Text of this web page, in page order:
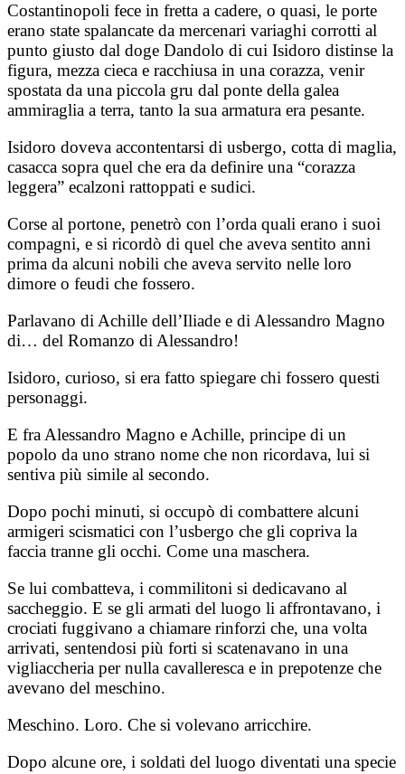
Costantinopoli fece in fretta a cadere, o quasi, le porte
erano state spalancate da mercenari variaghi corrotti al
punto giusto dal doge Dandolo di cui Isidoro distinse la
figura, mezza cieca e racchiusa in una corazza, venir
spostata da una piccola gru dal ponte della galea
ammiraglia a terra, tanto la sua armatura era pesante.
Isidoro doveva accontentarsi di usbergo, cotta di maglia,
casacca sopra quel che era da definire una “corazza
leggera” ecalzoni rattoppati e sudici.
Corse al portone, penetrò con l’orda quali erano i suoi
compagni, e si ricordò di quel che aveva sentito anni
prima da alcuni nobili che aveva servito nelle loro
dimore o feudi che fossero.
Parlavano di Achille dell’Iliade e di Alessandro Magno
di… del Romanzo di Alessandro!
Isidoro, curioso, si era fatto spiegare chi fossero questi
personaggi.
E fra Alessandro Magno e Achille, principe di un
popolo da uno strano nome che non ricordava, lui si
sentiva più simile al secondo.
Dopo pochi minuti, si occupò di combattere alcuni
armigeri scismatici con l’usbergo che gli copriva la
faccia tranne gli occhi. Come una maschera.
Se lui combatteva, i commilitoni si dedicavano al
saccheggio. E se gli armati del luogo li affrontavano, i
crociati fuggivano a chiamare rinforzi che, una volta
arrivati, sentendosi più forti si scatenavano in una
vigliaccheria per nulla cavalleresca e in prepotenze che
avevano del meschino.
Meschino. Loro. Che si volevano arricchire.
Dopo alcune ore, i soldati del luogo diventati una specie